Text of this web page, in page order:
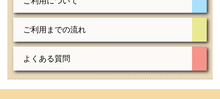
ご利用までの流れ
よくある質問